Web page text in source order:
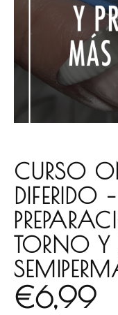
CURSO
DIFERIDO
TORNO Y
€6,99